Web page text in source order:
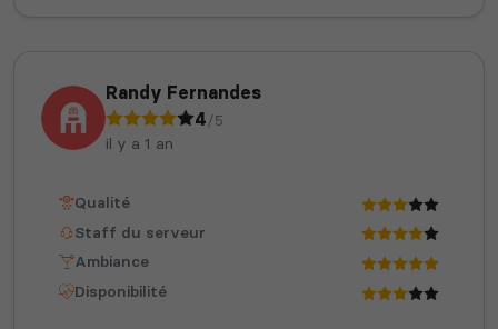
Randy Fernandes
4/5
il y a 1 an
Qualité
Staff du serveur
Ambiance
Disponibilité